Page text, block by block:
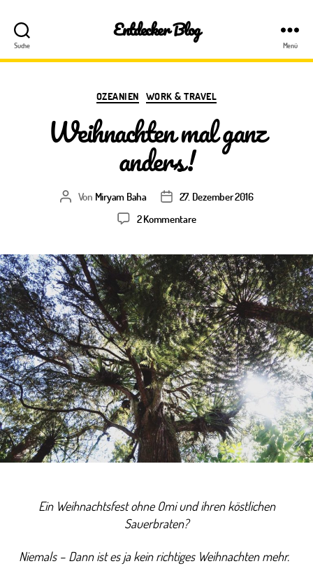
Suche
Entdecker Blog
Menü
Kategorien
OZEANIEN WORK & TRAVEL
Weihnachten mal ganz
anders!
Beitragsautor
Von Miryam Baha Veröffentlichungsdatum
27. Dezember 2016
2 Kommentarezu
ganz
anders!
Ein Weihnachtsfest ohne Omi und ihren köstlichen
Sauerbraten?
Niemals – Dann ist es ja kein richtiges Weihnachten mehr.